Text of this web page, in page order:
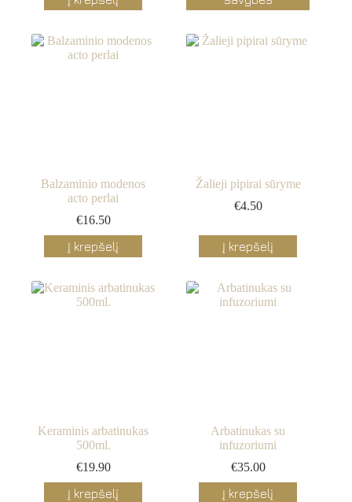
has
variants.
The
Balzaminio modenos
acto perlai
€16.50
Į krepšelį
Žalieji pipirai sūryme
€4.50
Į krepšelį
Keraminis arbatinukas
500ml.
€19.90
Į krepšelį
Arbatinukas su
infuzoriumi
€35.00
Į krepšelį